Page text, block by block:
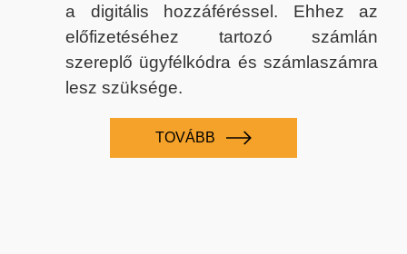
a digitális hozzáféréssel. Ehhez az
előfizetéséhez tartozó számlán
szereplő ügyfélkódra és számlaszámra
lesz szüksége.
TOVÁBB